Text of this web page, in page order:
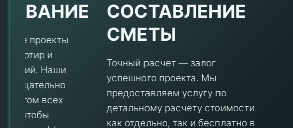
СОСТАВЛЕНИЕ
СМЕТЫ
Точный расчет — залог
успешного проекта. Мы
предоставляем услугу по
детальному расчету стоимости
как отдельно, так и бесплатно в
Наши
отопления,
вентиляции,
Vaillant. Для